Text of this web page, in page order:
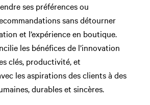
ses préférences ou
sans détourner
et l’expérience en boutique.
les bénéfices de l’innovation
clés, productivité, et
les aspirations des clients à des
durables et sincères.